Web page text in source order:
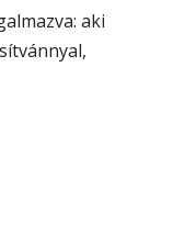
aki